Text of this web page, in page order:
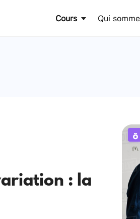
Cours Qui
: la